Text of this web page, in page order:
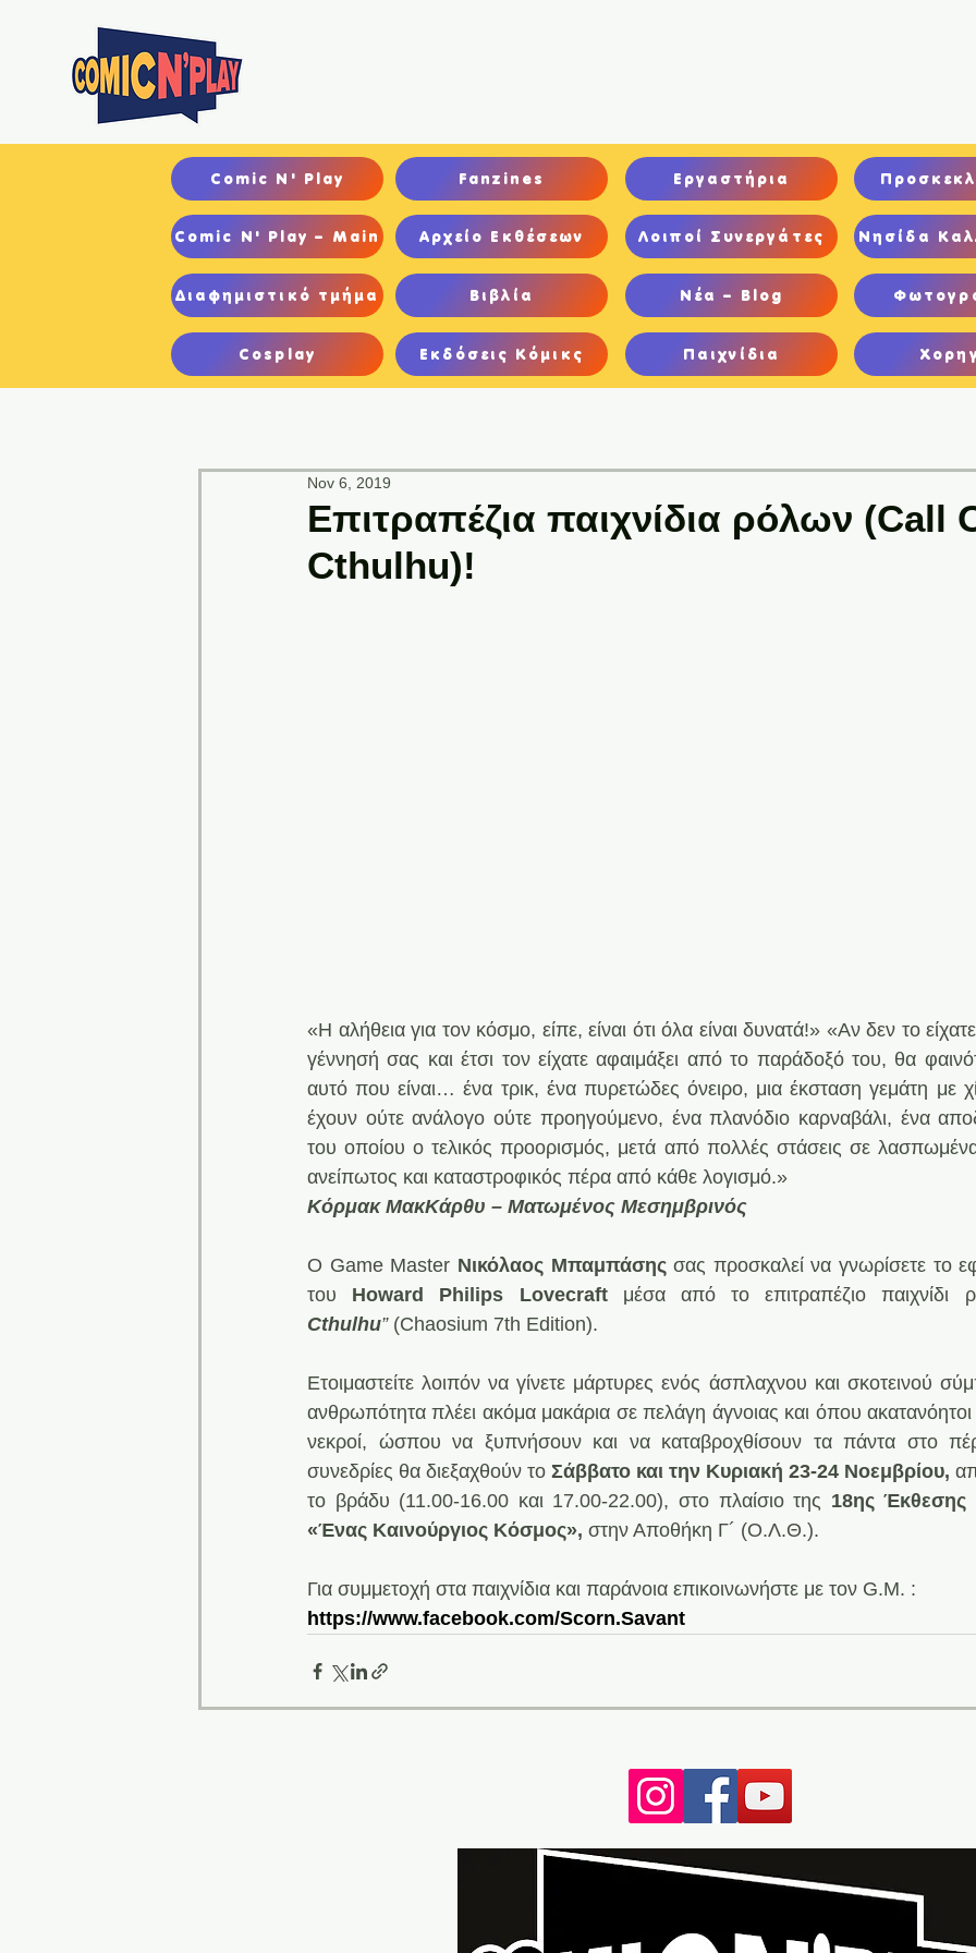
Comic N' Play Fanzines Εργαστήρια
Comic N' Play – Main Αρχείο Εκθέσεων Λοιποί Συνεργάτες Νησίδα
Διαφημιστικό τμήμα Βιβλία
Cosplay Εκδόσεις Κόμικς
Νέα – Blog
Παιχνίδια
Επιτραπέζια παιχνίδια ρόλων (Call
Cthulhu)!
Nov 6, 2019
«Η αλήθεια για τον κόσμο, είπε, είναι ότι όλα είναι δυνατά!» «Αν δεν το
γέννησή σας και έτσι τον είχατε αφαιμάξει από το παράδοξό του, θα
αυτό που είναι… ένα τρικ, ένα πυρετώδες όνειρο, μια έκσταση γεμάτη με
έχουν ούτε ανάλογο ούτε προηγούμενο, ένα πλανόδιο καρναβάλι, ένα
του οποίου ο τελικός προορισμός, μετά από πολλές στάσεις σε
ανείπωτος και καταστροφικός πέρα από κάθε λογισμό.»
Κόρμακ ΜακΚάρθυ – Ματωμένος Μεσημβρινός
Ο Game Master Νικόλαος Μπαμπάσης σας προσκαλεί να γνωρίσετε το
του Howard Philips Lovecraft μέσα από το επιτραπέζιο παιχνίδι
Cthulhu” (Chaosium 7th Edition).
Ετοιμαστείτε λοιπόν να γίνετε μάρτυρες ενός άσπλαχνου και σκοτεινού
ανθρωπότητα πλέει ακόμα μακάρια σε πελάγη άγνοιας και όπου ακατανόητοι
νεκροί, ώσπου να ξυπνήσουν και να καταβροχθίσουν τα πάντα στο
συνεδρίες θα διεξαχθούν το Σάββατο και την Κυριακή 23-24 Νοεμβρίου,
το βράδυ (11.00-16.00 και 17.00-22.00), στο πλαίσιο της 18ης Έκθεσης
«Ένας Καινούργιος Κόσμος», στην Αποθήκη Γ´ (Ο.Λ.Θ.).
Για συμμετοχή στα παιχνίδια και παράνοια επικοινωνήστε με τον G.M. :
https://www.facebook.com/Scorn.Savant